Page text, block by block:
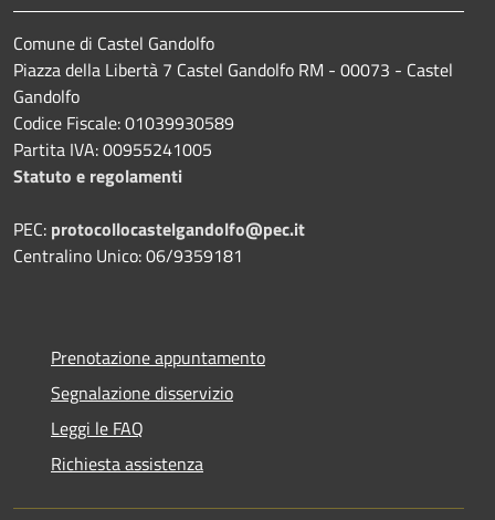
Comune di Castel Gandolfo
Piazza della Libertà 7 Castel Gandolfo RM - 00073 - Castel
Gandolfo
Codice Fiscale: 01039930589
Partita IVA: 00955241005
Statuto e regolamenti
PEC: protocollocastelgandolfo@pec.it
Centralino Unico: 06/9359181
Prenotazione appuntamento
Segnalazione disservizio
Leggi le FAQ
Richiesta assistenza